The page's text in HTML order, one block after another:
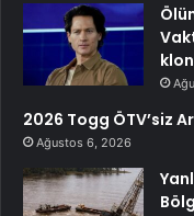
2026 Togg ÖTV’siz
Ağustos 6, 2026